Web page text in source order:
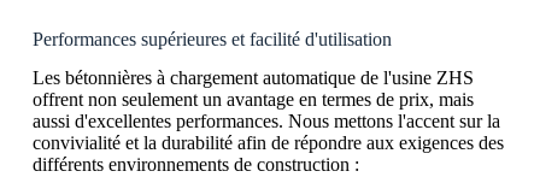
Performances supérieures et facilité d'utilisation
Les bétonnières à chargement automatique de l'usine ZHS
offrent non seulement un avantage en termes de prix, mais
aussi d'excellentes performances. Nous mettons l'accent sur la
convivialité et la durabilité afin de répondre aux exigences des
différents environnements de construction :